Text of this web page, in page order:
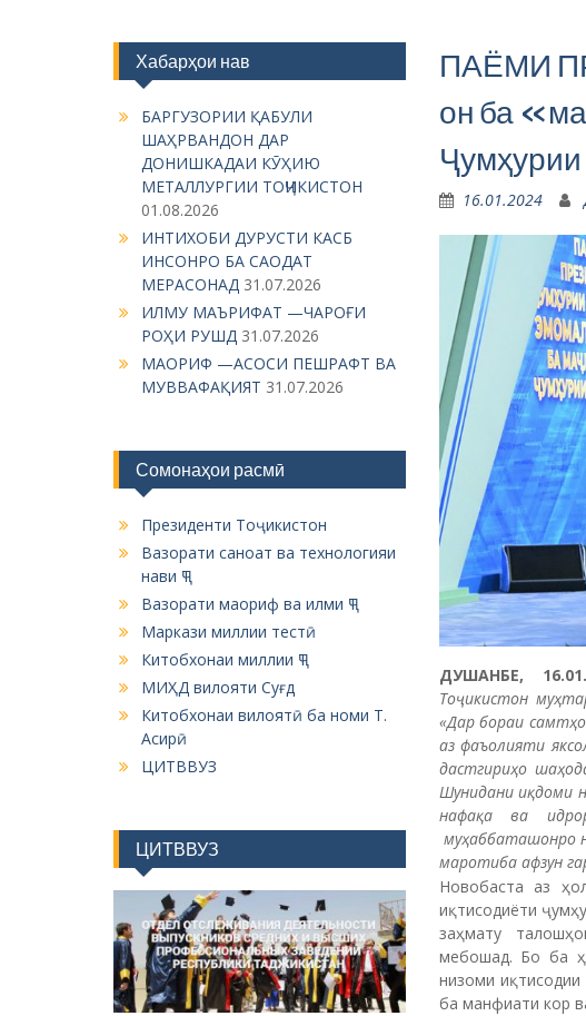
ПАЁМИ
он ба
Ҷумҳурии
16.01.2024
ДУШАНБЕ,
Тоҷикистон
«Дар бораи
аз фаъолияти
дастгириҳо
Шунидани иқдоми
нафақа ва
муҳаббаташонро
маротиба афзун
Новобаста аз
иқтисодиёти
заҳмату
мебошад. Бо ба
низоми
ба манфиати кор
Хабарҳои нав
БАРГУЗОРИИ ҚАБУЛИ
ШАҲРВАНДОН ДАР
ДОНИШКАДАИ КӮҲИЮ
МЕТАЛЛУРГИИ ТОҶИКИСТОН
01.08.2026
ИНТИХОБИ ДУРУСТИ КАСБ
ИНСОНРО БА САОДАТ
МЕРАСОНАД 31.07.2026
ИЛМУ МАЪРИФАТ —ЧАРОҒИ
РОҲИ РУШД 31.07.2026
МАОРИФ —АСОСИ ПЕШРАФТ ВА
МУВВАФАҚИЯТ 31.07.2026
Сомонаҳои расмӣ
Президенти Тоҷикистон
Вазорати саноат ва технологияи
нави ҶТ
Вазорати маориф ва илми ҶТ
Маркази миллии тестӣ
Китобхонаи миллии ҶТ
МИҲД вилояти Суғд
Китобхонаи вилоятӣ ба номи Т.
Асирӣ
ЦИТВВУЗ
ЦИТВВУЗ